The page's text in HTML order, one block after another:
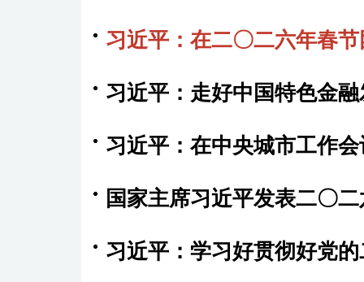
习近平：在二〇二六年春
习近平：走好中国特色金
习近平：在中央城市工作
国家主席习近平发表二〇
习近平：学习好贯彻好党